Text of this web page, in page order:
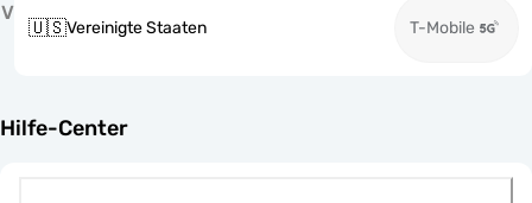
V
🇺🇸Vereinigte Staaten T-Mobile
Hilfe-Center